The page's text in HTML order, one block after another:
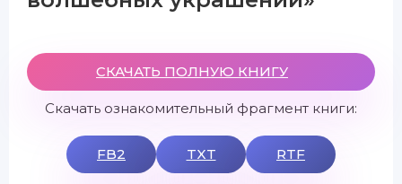
СКАЧАТЬ ПОЛНУЮ КНИГУ
Скачать ознакомительный фрагмент книги:
FB2 TXT RTF